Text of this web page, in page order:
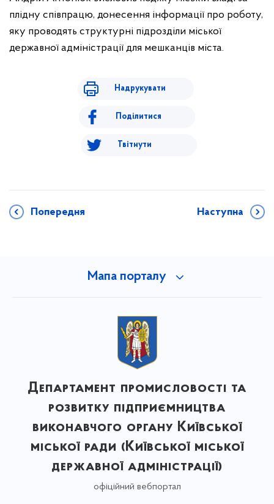
плідну співпрацю, донесення інформації про роботу,
яку проводять структурні підрозділи міської
державної адміністрації для мешканців міста.
Надрукувати
Поділитися
Твітнути
Попередня Наступна
Мапа порталу
Департамент промисловості та
розвитку підприємництва
виконавчого органу Київської
міської ради (Київської міської
державної адміністрації)
офіційний вебпортал